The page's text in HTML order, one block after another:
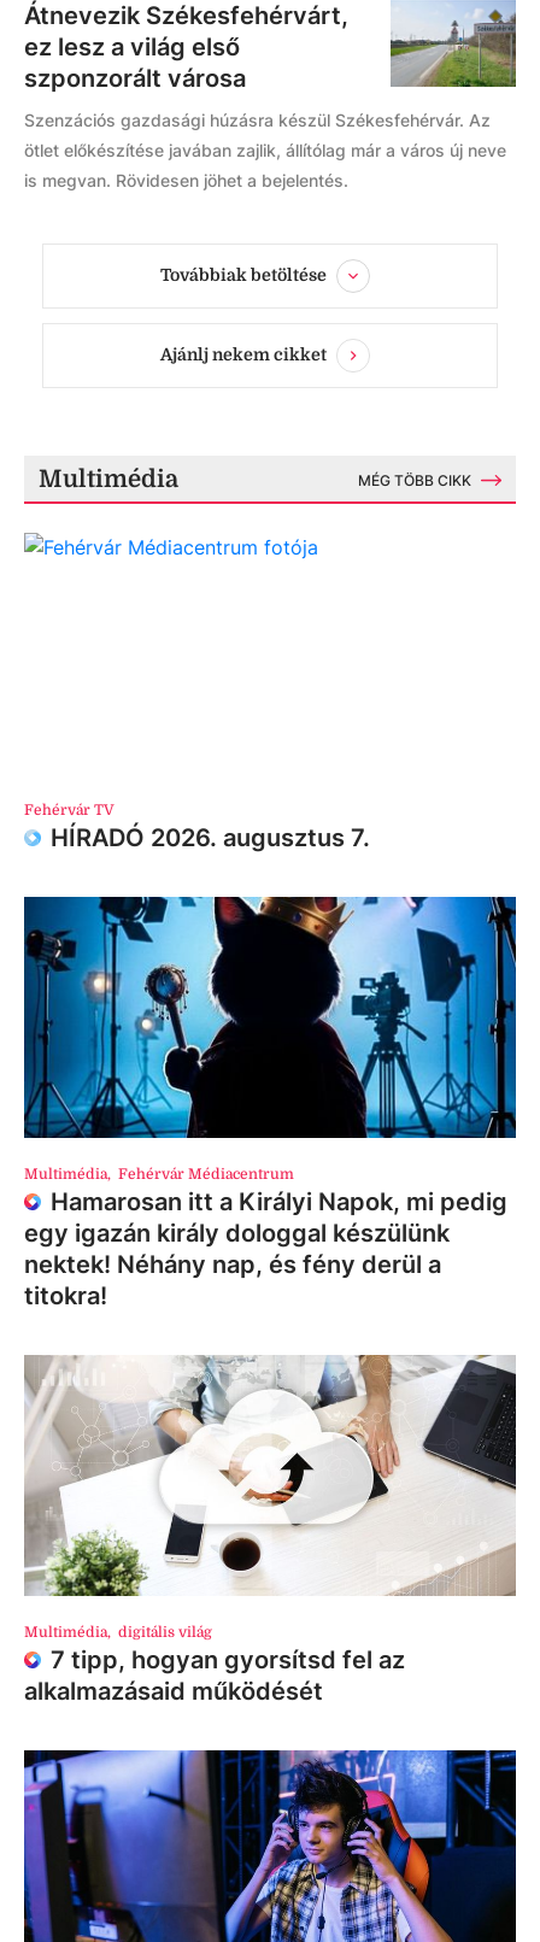
Átnevezik Székesfehérvárt,
ez lesz a világ első
szponzorált városa
Szenzációs gazdasági húzásra készül Székesfehérvár. Az
ötlet előkészítése javában zajlik, állítólag már a város új neve
is megvan. Rövidesen jöhet a bejelentés.
Továbbiak betöltése
Ajánlj nekem cikket
Multimédia MÉG TÖBB CIKK
Fehérvár TV
HÍRADÓ 2026. augusztus 7.
Multimédia, Fehérvár Médiacentrum
Hamarosan itt a Királyi Napok, mi pedig
egy igazán király dologgal készülünk
nektek! Néhány nap, és fény derül a
titokra!
Multimédia, digitális világ
7 tipp, hogyan gyorsítsd fel az
alkalmazásaid működését